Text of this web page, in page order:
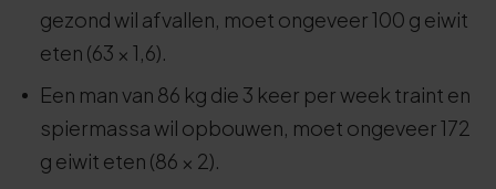
gezond wil afvallen, moet ongeveer 100 g eiwit
eten (63 × 1,6).
Een man van 86 kg die 3 keer per week traint en
spiermassa wil opbouwen, moet ongeveer 172
g eiwit eten (86 × 2).